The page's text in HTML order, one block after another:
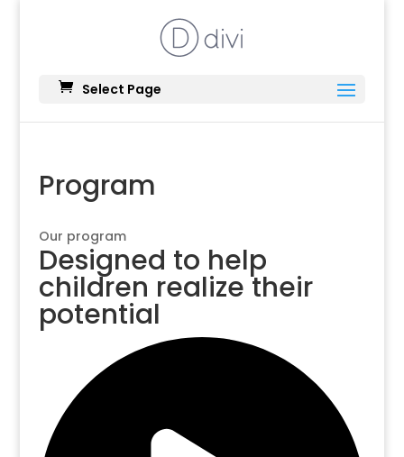
Select Page
Program
Our program
Designed to help
children realize their
potential